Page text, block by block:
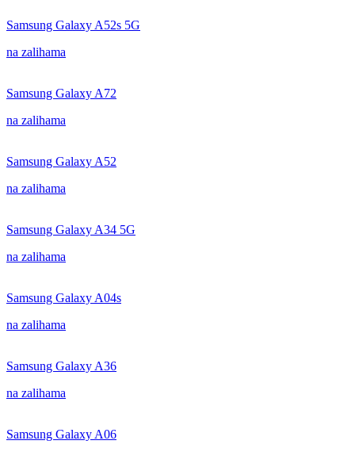
Samsung Galaxy A52s 5G
na zalihama
Samsung Galaxy A72
na zalihama
Samsung Galaxy A52
na zalihama
Samsung Galaxy A34 5G
na zalihama
Samsung Galaxy A04s
na zalihama
Samsung Galaxy A36
na zalihama
Samsung Galaxy A06